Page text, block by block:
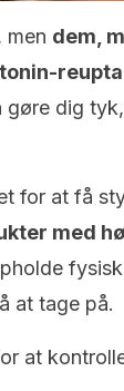
men dem,
dig
for at få
med
at tage på.
at